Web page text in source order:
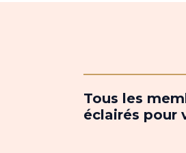
Tous les
éclairés pour